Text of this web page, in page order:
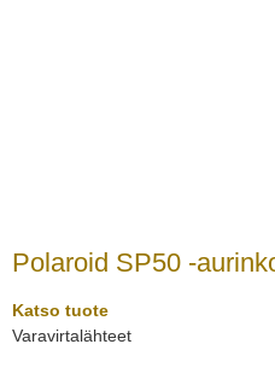
Polaroid SP50 -
Katso tuote
Varavirtalähteet